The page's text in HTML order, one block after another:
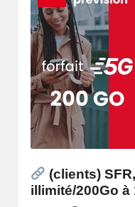
(clients)
illimité/200Go à